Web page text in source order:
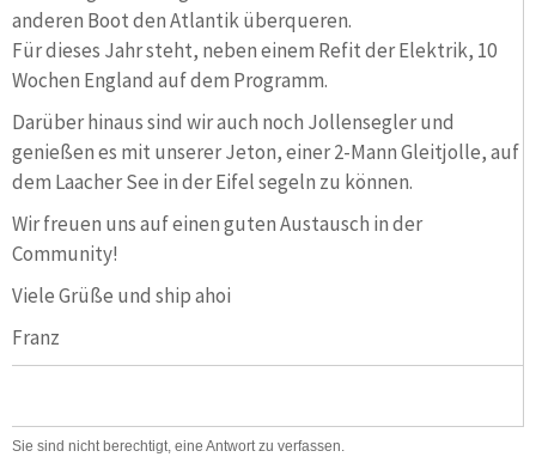
anderen Boot den Atlantik überqueren.
Für dieses Jahr steht, neben einem Refit der Elektrik, 10
Wochen England auf dem Programm.
Darüber hinaus sind wir auch noch Jollensegler und
genießen es mit unserer Jeton, einer 2-Mann Gleitjolle, auf
dem Laacher See in der Eifel segeln zu können.
Wir freuen uns auf einen guten Austausch in der
Community!
Viele Grüße und ship ahoi
Franz
Sie sind nicht berechtigt, eine Antwort zu verfassen.